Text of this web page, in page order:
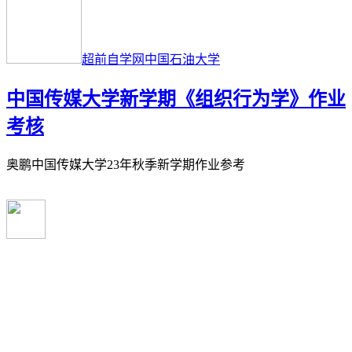
超前自学网 中国石油大学
中国传媒大学新学期《组织行为学》作业
考核
奥鹏中国传媒大学23年秋季新学期作业参考